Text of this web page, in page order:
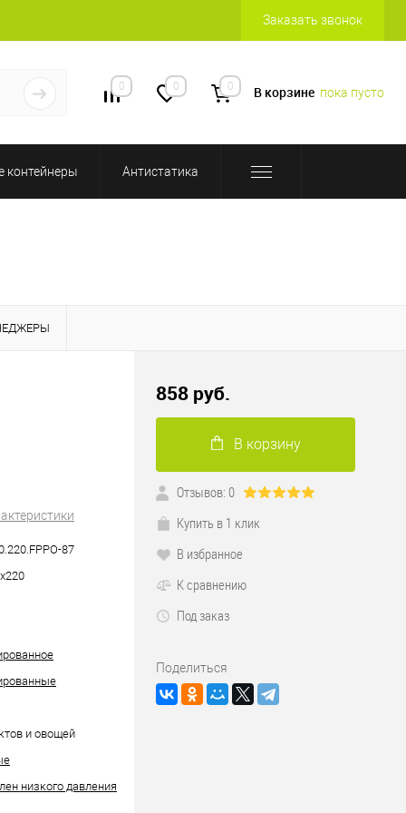
Заказать звонок
0 0 0 В корзине пока пусто
контейнеры Антистатика
87
и овощей
низкого давления
858 руб.
В корзину
Отзывов: 0
Купить в 1 клик
В избранное
К сравнению
Под заказ
Поделиться